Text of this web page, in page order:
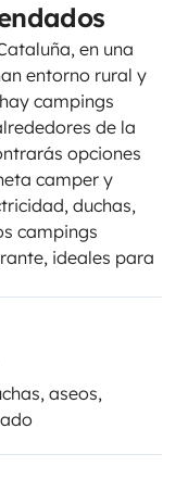
en una
entorno rural y
campings
de la
opciones
camper y
duchas,
campings
ideales para
aseos,